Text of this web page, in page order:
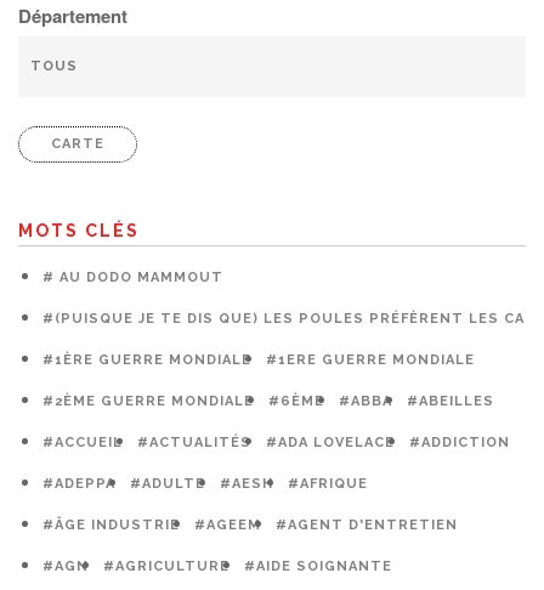
Département
CARTE
MOTS CLÉS
# AU DODO MAMMOUT
#(PUISQUE JE TE DIS QUE) LES POULES PRÉFÈRENT LES
#1ÈRE GUERRE MONDIALE #1ERE GUERRE MONDIALE
#2ÈME GUERRE MONDIALE #6ÈME #ABBA #ABEILLES
#ACCUEIL #ACTUALITÉS #ADA LOVELACE #ADDICTION
#ADEPPA #ADULTE #AESH #AFRIQUE
#ÂGE INDUSTRIE #AGEEM #AGENT D'ENTRETIEN
#AGN #AGRICULTURE #AIDE SOIGNANTE